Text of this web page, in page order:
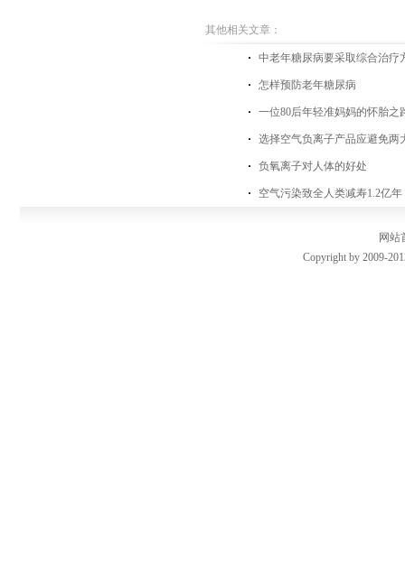
其他相关文章：
中老年糖尿病要采取综合治疗
怎样预防老年糖尿病
一位80后年轻准妈妈的怀胎之
选择空气负离子产品应避免两
负氧离子对人体的好处
空气污染致全人类减寿1.2亿
网站
Copyright by 2009-